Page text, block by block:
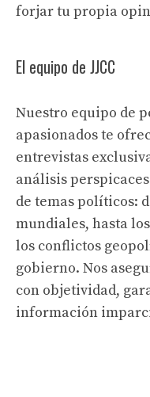
forjar tu propia
El equipo de JJCC
Nuestro equipo de
apasionados te
entrevistas
análisis
de temas políticos:
mundiales, hasta
los conflictos
gobierno. Nos
con objetividad,
información